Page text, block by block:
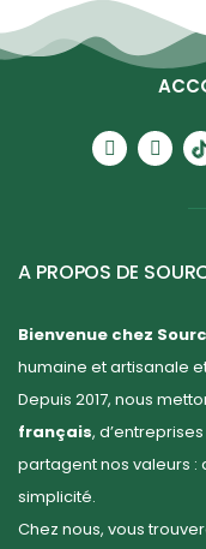
A PROPOS DE
Bienvenue chez
humaine et artisanale
Depuis 2017, nous
français,
partagent nos valeurs :
simplicité.
Chez nous, vous